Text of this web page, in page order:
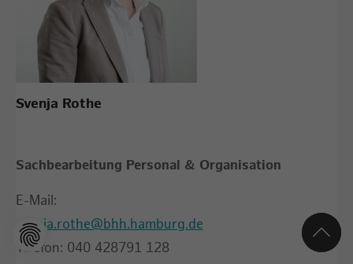
Svenja Rothe
Sachbearbeitung Personal & Organisation
E-Mail:
svenja.rothe@bhh.hamburg.de
Telefon: 040 428791 128